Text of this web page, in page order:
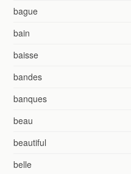
bague
bain
baisse
bandes
banques
beau
beautiful
belle